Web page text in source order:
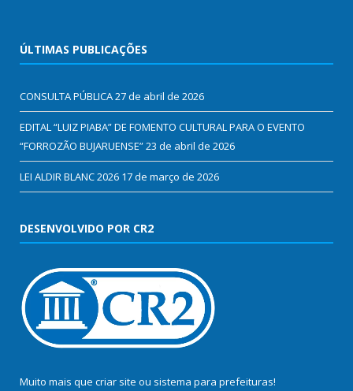
ÚLTIMAS PUBLICAÇÕES
CONSULTA PÚBLICA27 de abril de 2026
EDITAL “LUIZ PIABA” DE FOMENTO CULTURAL PARA O EVENTO
“FORROZÃO BUJARUENSE”23 de abril de 2026
LEI ALDIR BLANC 2026 17 de março de 2026
DESENVOLVIDO POR CR2
Muito mais que criar site ou sistema para prefeituras!